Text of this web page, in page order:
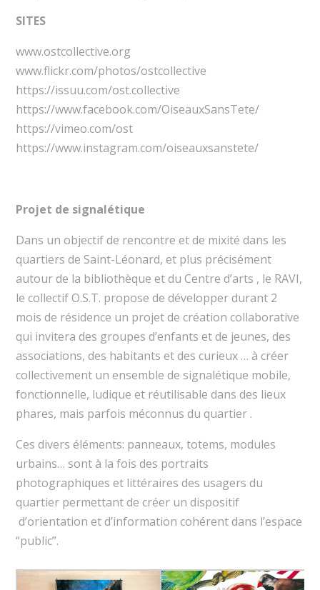
SITES
www.ostcollective.org
www.flickr.com/photos/ostcollective
https://issuu.com/ost.collective
https://www.facebook.com/OiseauxSansTete/
https://vimeo.com/ost
https://www.instagram.com/oiseauxsanstete/
Projet de signalétique
Dans un objectif de rencontre et de mixité dans les
quartiers de Saint-Léonard, et plus précisément
autour de la bibliothèque et du Centre d’arts , le RAVI,
le collectif O.S.T. propose de développer durant 2
mois de résidence un projet de création collaborative
qui invitera des groupes d’enfants et de jeunes, des
associations, des habitants et des curieux … à créer
collectivement un ensemble de signalétique mobile,
fonctionnelle, ludique et réutilisable dans des lieux
phares, mais parfois méconnus du quartier .
Ces divers éléments: panneaux, totems, modules
urbains… sont à la fois des portraits
photographiques et littéraires des usagers du
quartier permettant de créer un dispositif
d’orientation et d’information cohérent dans l’espace
“public”.